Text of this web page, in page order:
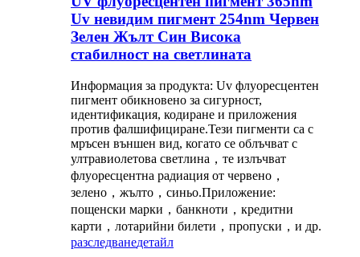
Uv невидим пигмент 254nm Червен
Зелен Жълт Син Висока
стабилност на светлината
Информация за продукта: Uv флуоресцентен
пигмент обикновено за сигурност,
идентификация, кодиране и приложения
против фалшифициране.Тези пигменти са с
мръсен външен вид, когато се облъчват с
ултравиолетова светлина，те излъчват
флуоресцентна радиация от червено，
зелено，жълто，синьо.Приложение:
пощенски марки，банкноти，кредитни
карти，лотарийни билети，пропуски，и др.
разследванедетайл